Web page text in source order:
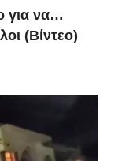
για να…
(Βίντεο)